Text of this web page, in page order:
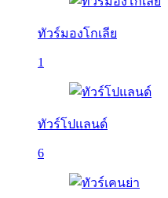
ทัวร์มองโกเลีย
1
ทัวร์โปแลนด์
6